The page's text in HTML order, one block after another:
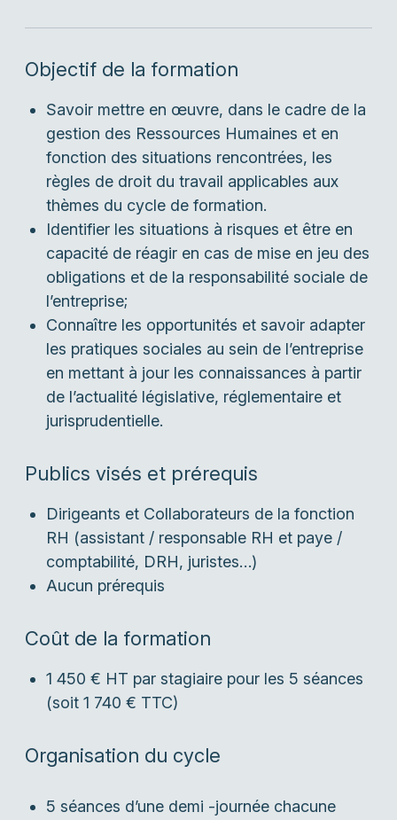
Objectif de la formation
Savoir mettre en œuvre, dans le cadre de la
gestion des Ressources Humaines et en
fonction des situations rencontrées, les
règles de droit du travail applicables aux
thèmes du cycle de formation.
Identifier les situations à risques et être en
capacité de réagir en cas de mise en jeu des
obligations et de la responsabilité sociale de
l’entreprise;
Connaître les opportunités et savoir adapter
les pratiques sociales au sein de l’entreprise
en mettant à jour les connaissances à partir
de l’actualité législative, réglementaire et
jurisprudentielle.
Publics visés et prérequis
Dirigeants et Collaborateurs de la fonction
RH (assistant / responsable RH et paye /
comptabilité, DRH, juristes…)
Aucun prérequis
Coût de la formation
1 450 € HT par stagiaire pour les 5 séances
(soit 1 740 € TTC)
Organisation du cycle
5 séances d’une demi -journée chacune